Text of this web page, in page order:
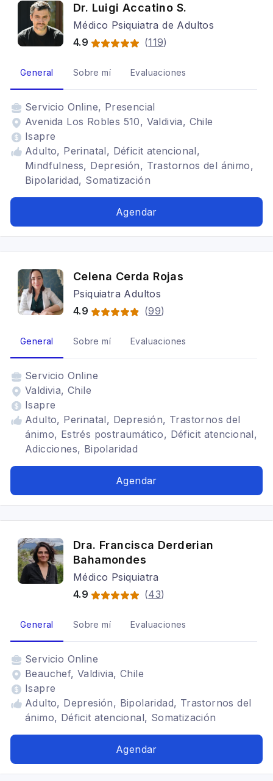
Dr. Luigi Accatino S.
Médico Psiquiatra de Adultos
4.9
(119)
General Sobre mí Evaluaciones
Servicio Online, Presencial
Avenida Los Robles 510, Valdivia, Chile
Isapre
Adulto, Perinatal, Déficit atencional,
Mindfulness, Depresión, Trastornos del ánimo,
Bipolaridad, Somatización
Agendar
Celena Cerda Rojas
Psiquiatra Adultos
4.9
(99)
General Sobre mí Evaluaciones
Servicio Online
Valdivia, Chile
Isapre
Adulto, Perinatal, Depresión, Trastornos del
ánimo, Estrés postraumático, Déficit atencional,
Adicciones, Bipolaridad
Agendar
Dra. Francisca Derderian
Bahamondes
Médico Psiquiatra
4.9
(43)
General Sobre mí Evaluaciones
Servicio Online
Beauchef, Valdivia, Chile
Isapre
Adulto, Depresión, Bipolaridad, Trastornos del
ánimo, Déficit atencional, Somatización
Agendar